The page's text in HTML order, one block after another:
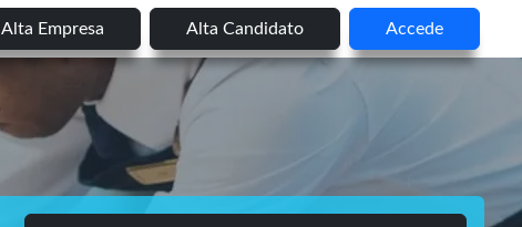
Alta Empresa Alta Candidato Accede